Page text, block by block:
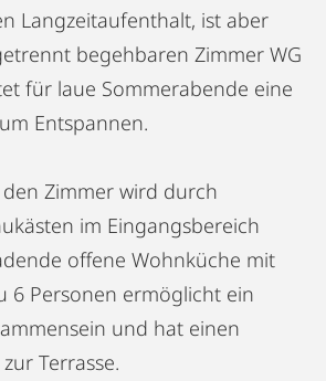
Langzeitaufenthalt, ist aber
begehbaren Zimmer WG
für laue Sommerabende eine
Entspannen.
Zimmer wird durch
im Eingangsbereich
offene Wohnküche mit
6 Personen ermöglicht ein
und hat einen
Terrasse.